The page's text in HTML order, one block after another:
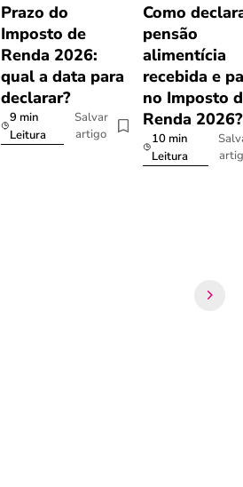
Prazo do
Imposto de
Renda 2026:
qual a data para
declarar?
9 min
Leitura
Salvar
artigo
Como
pensão
alimentícia
recebida e
no Imposto
Renda
10 min
Leitura